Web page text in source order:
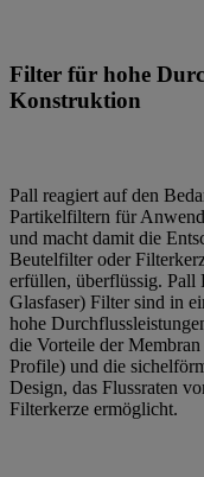
Filter für hohe
Konstruktion
Pall reagiert auf den
Partikelfiltern für
und macht damit die
Beutelfilter oder
erfüllen, überflüssig. Pall
Glasfaser) Filter sind in
hohe
die Vorteile der
Profile) und die
Design, das Flussraten
Filterkerze ermöglicht.